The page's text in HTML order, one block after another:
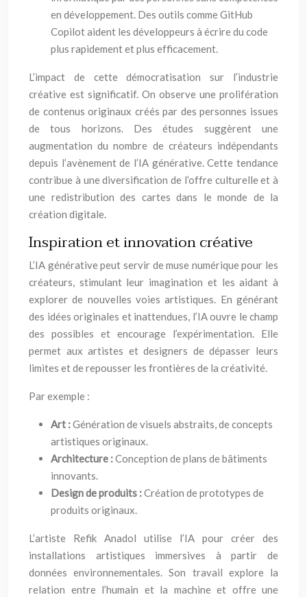
en développement. Des outils comme GitHub
Copilot aident les développeurs à écrire du code
plus rapidement et plus efficacement.
L’impact de cette démocratisation sur l’industrie
créative est significatif. On observe une prolifération
de contenus originaux créés par des personnes issues
de tous horizons. Des études suggèrent une
augmentation du nombre de créateurs indépendants
depuis l’avènement de l’IA générative. Cette tendance
contribue à une diversification de l’offre culturelle et à
une redistribution des cartes dans le monde de la
création digitale.
Inspiration et innovation créative
L’IA générative peut servir de muse numérique pour les
créateurs, stimulant leur imagination et les aidant à
explorer de nouvelles voies artistiques. En générant
des idées originales et inattendues, l’IA ouvre le champ
des possibles et encourage l’expérimentation. Elle
permet aux artistes et designers de dépasser leurs
limites et de repousser les frontières de la créativité.
Par exemple :
Art :Génération de visuels abstraits, de concepts
artistiques originaux.
Architecture :Conception de plans de bâtiments
innovants.
Design de produits :Création de prototypes de
produits originaux.
L’artiste Refik Anadol utilise l’IA pour créer des
installations artistiques immersives à partir de
données environnementales. Son travail explore la
relation entre l’humain et la machine et offre une